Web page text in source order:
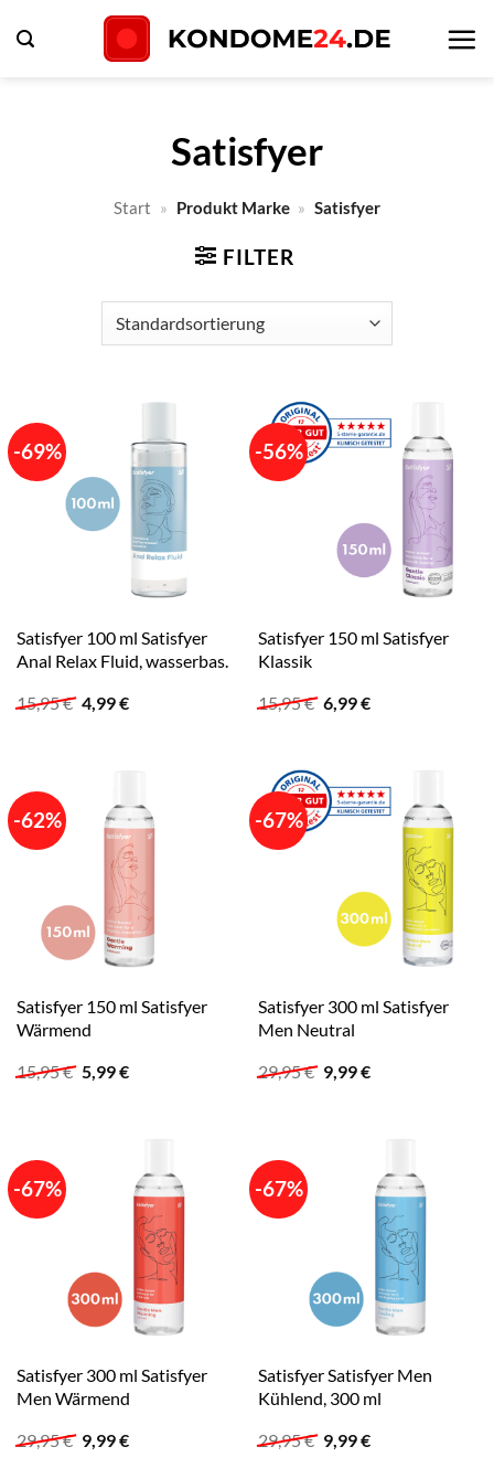
Inhalt
Satisfyer
Start » Produkt Marke » Satisfyer
FILTER
-69%
Satisfyer 100 ml Satisfyer
Anal Relax Fluid, wasserbas.
15,95€ Ursprünglicher
Preis
4,99€Aktueller
-56%
Satisfyer 150 ml Satisfyer
Klassik
15,95€ Ursprünglicher
Preis
6,99€Aktueller
-62%
Satisfyer 150 ml Satisfyer
Wärmend
15,95€ Ursprünglicher
Preis
5,99€Aktueller
-67%
Satisfyer 300 ml Satisfyer
Men Neutral
29,95€ Ursprünglicher
Preis
9,99€Aktueller
-67%
Satisfyer 300 ml Satisfyer
Men Wärmend
29,95€ Ursprünglicher
Preis
9,99€Aktueller
-67%
Satisfyer Satisfyer Men
Kühlend, 300 ml
29,95€ Ursprünglicher
Preis
9,99€Aktueller